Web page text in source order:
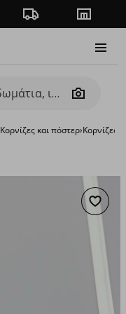
Πορεία παραγγελίας
Camera
Κορνίζες και πόστερ›Κορνίζες